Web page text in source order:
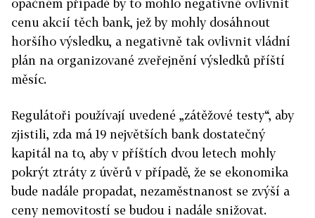
opačném případě by to mohlo negativně ovlivnit
cenu akcií těch bank, jež by mohly dosáhnout
horšího výsledku, a negativně tak ovlivnit vládní
plán na organizované zveřejnění výsledků příští
měsíc.
Regulátoři používají uvedené „zátěžové testy“, aby
zjistili, zda má 19 největších bank dostatečný
kapitál na to, aby v příštích dvou letech mohly
pokrýt ztráty z úvěrů v případě, že se ekonomika
bude nadále propadat, nezaměstnanost se zvýší a
ceny nemovitostí se budou i nadále snižovat.